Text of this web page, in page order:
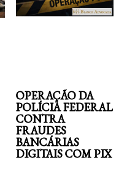
OPERAÇÃO DA
POLÍCIA FEDERAL
CONTRA
FRAUDES
BANCÁRIAS
DIGITAIS COM PIX